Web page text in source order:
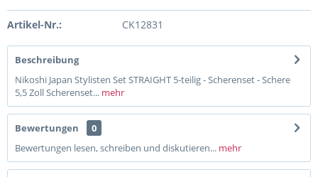
Artikel-Nr.: CK12831
Beschreibung
Nikoshi Japan Stylisten Set STRAIGHT 5-teilig - Scherenset - Schere
5,5 Zoll Scherenset... mehr
Bewertungen
0
Bewertungen lesen, schreiben und diskutieren... mehr